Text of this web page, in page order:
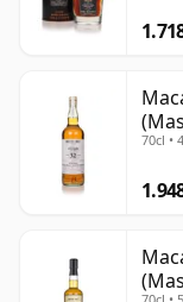
70cl •